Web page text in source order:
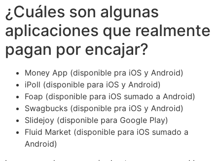
¿Cuáles son algunas
aplicaciones que realmente
pagan por encajar?
Money App (disponible pra iOS y Android)
iPoll (disponible para iOS y Android)
Foap (disponible para iOS sumado a Android)
Swagbucks (disponible pra iOS y Android)
Slidejoy (disponible para Google Play)
Fluid Market (disponible para iOS sumado a
Android)